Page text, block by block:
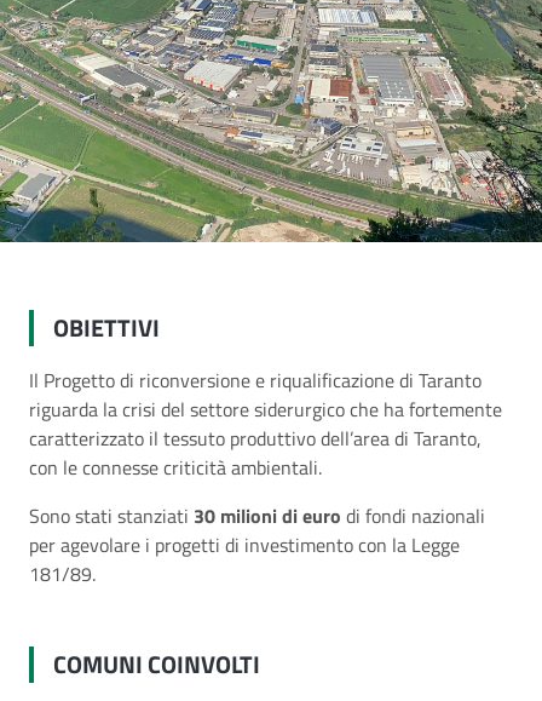
OBIETTIVI
Il Progetto di riconversione e riqualificazione di Taranto
riguarda la crisi del settore siderurgico che ha fortemente
caratterizzato il tessuto produttivo dell’area di Taranto,
con le connesse criticità ambientali.
Sono stati stanziati 30 milioni di euro di fondi nazionali
per agevolare i progetti di investimento con la Legge
181/89.
COMUNI COINVOLTI